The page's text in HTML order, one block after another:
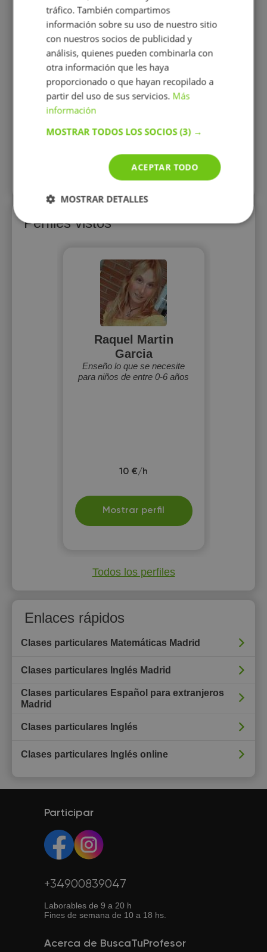
Más perfiles similares
Perfiles vistos
Raquel Martin
Garcia
Enseño lo que se necesite
para niños de entre 0-6 años
10 €/h
Mostrar perfil
Todos los perfiles
Enlaces rápidos
Clases particulares Matemáticas Madrid
Clases particulares Inglés Madrid
Clases particulares Español para extranjeros
Madrid
Clases particulares Inglés
Clases particulares Inglés online
Participar
+34900839047
Laborables de 9 a 20 h
Fines de semana de 10 a 18 hs.
Acerca de BuscaTuProfesor
tráfico. También compartimos
información sobre su uso de nuestro sitio
con nuestros socios de publicidad y
análisis, quienes pueden combinarla con
otra información que les haya
proporcionado o que hayan recopilado a
partir del uso de sus servicios. Más
información
MOSTRAR TODOS LOS SOCIOS(3) →
ACEPTAR TODO
MOSTRAR DETALLES